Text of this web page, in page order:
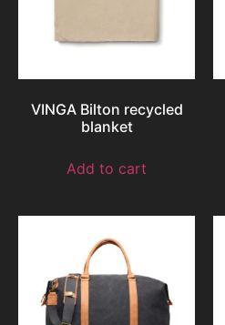
VINGA Bilton recycled
blanket
Add to cart